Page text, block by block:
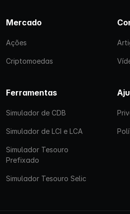
Mercado
Ações
Criptomoedas
Ferramentas
Simulador de CDB
Simulador de LCI e LCA
Simulador Tesouro
Prefixado
Simulador Tesouro Selic